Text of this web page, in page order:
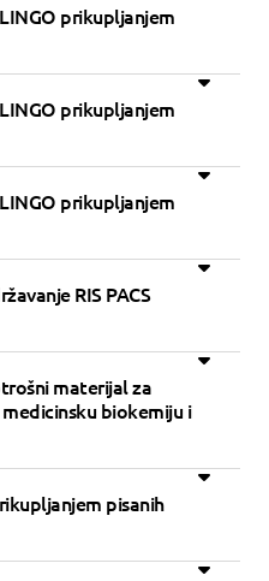
prikupljanjem
prikupljanjem
prikupljanjem
RIS PACS
materijal za
biokemiju i
pisanih